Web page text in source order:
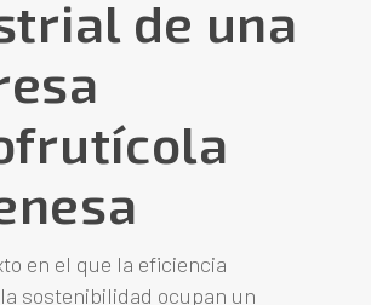
de una
en el que la eficiencia
sostenibilidad ocupan un